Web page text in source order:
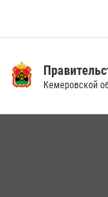
14 июля 2026, 08:52
Кемеровской